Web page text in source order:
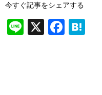
今すぐ記事をシェアする
Li X
F